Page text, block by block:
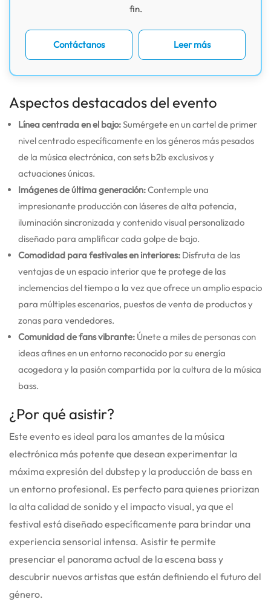
fin.
Contáctanos Leer más
Aspectos destacados del evento
Línea centrada en el bajo:Sumérgete en un cartel de primer
nivel centrado específicamente en los géneros más pesados
de la música electrónica, con sets b2b exclusivos y
actuaciones únicas.
Imágenes de última generación:Contemple una
impresionante producción con láseres de alta potencia,
iluminación sincronizada y contenido visual personalizado
diseñado para amplificar cada golpe de bajo.
Comodidad para festivales en interiores: Disfruta de las
ventajas de un espacio interior que te protege de las
inclemencias del tiempo a la vez que ofrece un amplio espacio
para múltiples escenarios, puestos de venta de productos y
zonas para vendedores.
Comunidad de fans vibrante: Únete a miles de personas con
ideas afines en un entorno reconocido por su energía
acogedora y la pasión compartida por la cultura de la música
bass.
¿Por qué asistir?
Este evento es ideal para los amantes de la música
electrónica más potente que desean experimentar la
máxima expresión del dubstep y la producción de bass en
un entorno profesional. Es perfecto para quienes priorizan
la alta calidad de sonido y el impacto visual, ya que el
festival está diseñado específicamente para brindar una
experiencia sensorial intensa. Asistir te permite
presenciar el panorama actual de la escena bass y
descubrir nuevos artistas que están definiendo el futuro del
género.